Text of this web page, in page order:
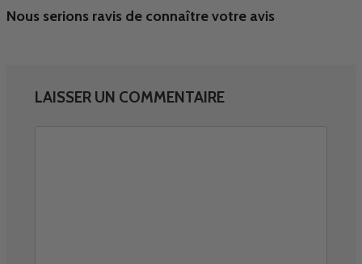
Nous serions ravis de connaître votre avis
LAISSER UN COMMENTAIRE